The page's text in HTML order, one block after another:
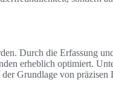
Durch die Erfassung
erheblich optimiert.
Grundlage von präzisen